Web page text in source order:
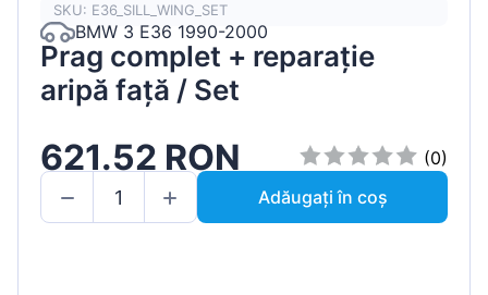
SKU: E36_SILL_WING_SET
BMW 3 E36 1990-2000
Prag complet + reparație
aripă față / Set
621.52 RON
(0)
Adăugați în coș